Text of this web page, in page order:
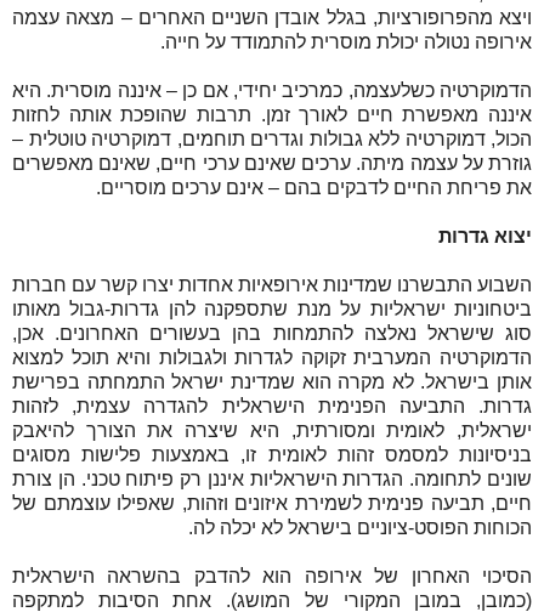
ויצא מהפרופורציות, בגלל אובדן השניים האחרים – מצאה עצמה
אירופה נטולה יכולת מוסרית להתמודד על חייה.
הדמוקרטיה כשלעצמה, כמרכיב יחידי, אם כן – איננה מוסרית. היא
איננה מאפשרת חיים לאורך זמן. תרבות שהופכת אותה לחזות
הכול, דמוקרטיה ללא גבולות וגדרים תוחמים, דמוקרטיה טוטלית –
גוזרת על עצמה מיתה. ערכים שאינם ערכי חיים, שאינם מאפשרים
את פריחת החיים לדבקים בהם – אינם ערכים מוסריים.
יצוא גדרות
השבוע התבשרנו שמדינות אירופאיות אחדות יצרו קשר עם חברות
ביטחוניות ישראליות על מנת שתספקנה להן גדרות-גבול מאותו
סוג שישראל נאלצה להתמחות בהן בעשורים האחרונים. אכן,
הדמוקרטיה המערבית זקוקה לגדרות ולגבולות והיא תוכל למצוא
אותן בישראל. לא מקרה הוא שמדינת ישראל התמחתה בפרישת
גדרות. התביעה הפנימית הישראלית להגדרה עצמית, לזהות
ישראלית, לאומית ומסורתית, היא שיצרה את הצורך להיאבק
בניסיונות למסמס זהות לאומית זו, באמצעות פלישות מסוגים
שונים לתחומה. הגדרות הישראליות איננן רק פיתוח טכני. הן צורת
חיים, תביעה פנימית לשמירת איזונים וזהות, שאפילו עוצמתם של
הכוחות הפוסט-ציוניים בישראל לא יכלה לה.
הסיכוי האחרון של אירופה הוא להדבק בהשראה הישראלית
(כמובן, במובן המקורי של המושג). אחת הסיבות למתקפה